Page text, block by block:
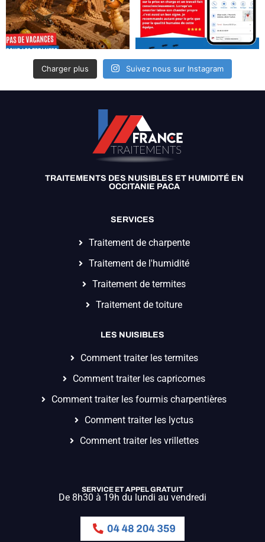
Charger plus Suivez nous sur Instagram
TRAITEMENTS DES NUISIBLES ET HUMIDITÉ EN
OCCITANIE PACA
SERVICES
Traitement de charpente
Traitement de l'humidité
Traitement de termites
Traitement de toiture
LES NUISIBLES
Comment traiter les termites
Comment traiter les capricornes
Comment traiter les fourmis charpentières
Comment traiter les lyctus
Comment traiter les vrillettes
SERVICE ET APPEL GRATUIT
De 8h30 à 19h du lundi au vendredi